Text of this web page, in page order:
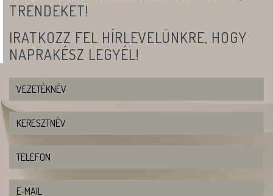
TRENDEKET!
IRATKOZZ FEL HÍRLEVELÜNKRE, HOGY
NAPRAKÉSZ LEGYÉL!